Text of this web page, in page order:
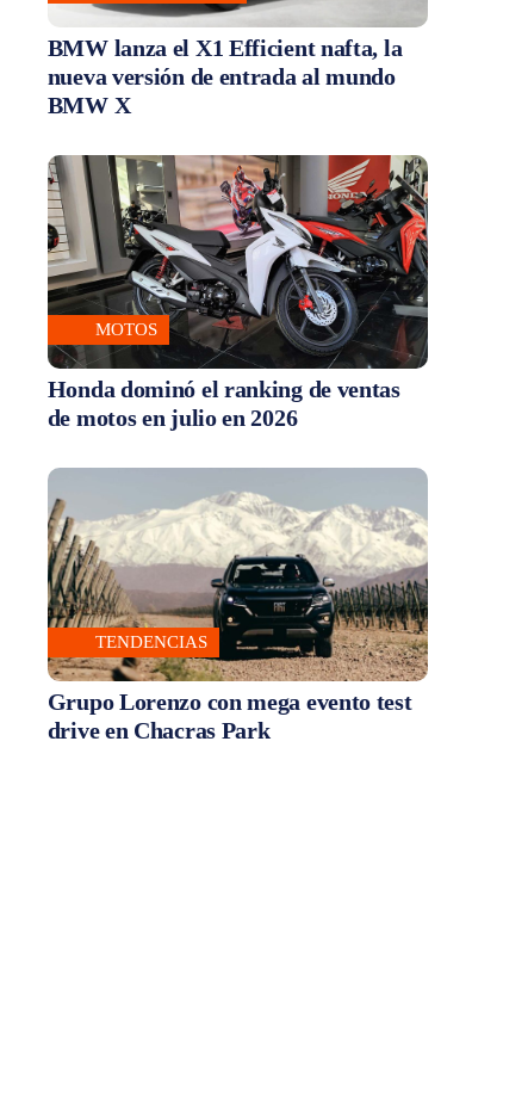
BMW lanza el X1 Efficient nafta, la
nueva versión de entrada al mundo
BMW X
MOTOS
Honda dominó el ranking de ventas
de motos en julio en 2026
TENDENCIAS
Grupo Lorenzo con mega evento test
drive en Chacras Park